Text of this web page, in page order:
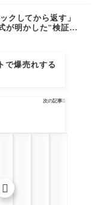
クしてから返す」
が明かした"検証ル
で爆売れする
次の記事
